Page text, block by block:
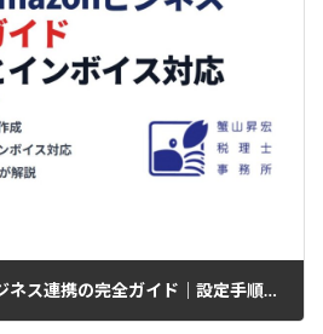
freee会計×Amazonビジネス連携の完全ガイド｜設定手順とインボイス対応を税理士が解説